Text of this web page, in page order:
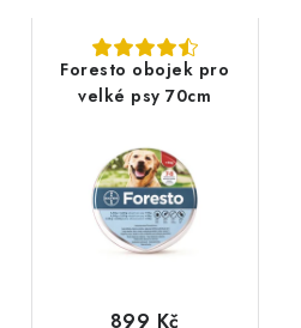
Foresto obojek pro
velké psy 70cm
899 Kč